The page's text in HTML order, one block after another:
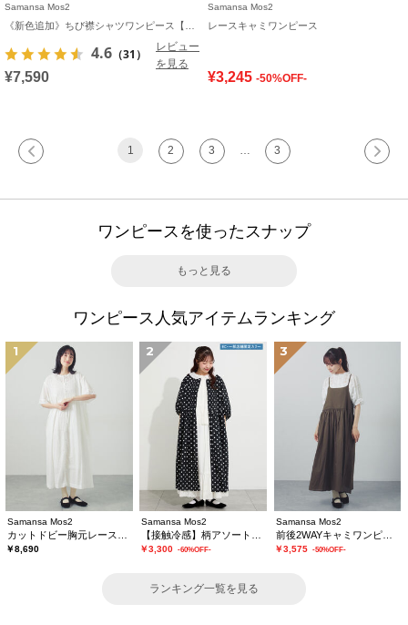
Samansa Mos2
4.6 （31）
レビュー
を見る
¥7,590
Samansa Mos2
レースキャミワンピース
¥3,245 -50%OFF-
1 2 3 3
ワンピースを使ったスナップ
もっと見る
ワンピース人気アイテムランキング
1
Samansa Mos2
￥8,690
2
Samansa Mos2
￥3,300 -60%OFF-
3
Samansa Mos2
前後2WAYキャミワンピース
￥3,575 -50%OFF-
ランキング一覧を見る